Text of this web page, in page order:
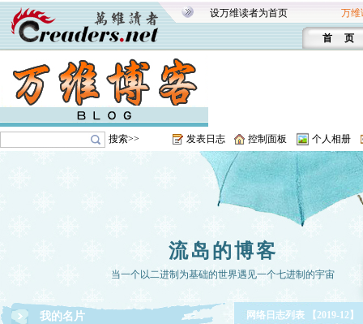
设万维读者为首页 万维
首 页
搜索>> 发表日志 控制面板 个人相册
流岛的博客
当一个以二进制为基础的世界遇见一个七进制的宇宙
我的名片 网络日志列表 【2019-12】